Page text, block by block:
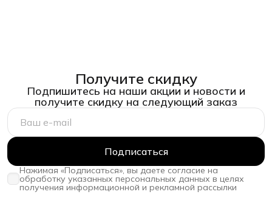
Получите скидку
Подпишитесь на наши акции и новости и
получите скидку на следующий заказ
Подписаться
Нажимая «Подписаться», вы даете согласие на
обработку указанных персональных данных в целях
получения информационной и рекламной рассылки